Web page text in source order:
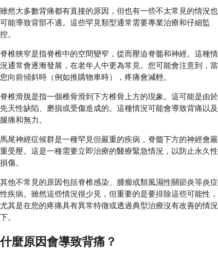
雖然大多數背痛都有直接的原因，但也有一些不太常見的情況也
可能導致背部不適。這些罕見類型通常需要專業治療和仔細監
控。
脊椎狹窄是指脊椎中的空間變窄，從而壓迫脊髓和神經。這種情
況通常會逐漸發展，在老年人中更為常見。您可能會注意到，當
您向前傾斜時（例如推購物車時），疼痛會減輕。
脊椎滑脫是指一個椎骨滑到下方椎骨上方的現象。這可能是由於
先天性缺陷、磨損或受傷造成的。這種情況可能會導致背痛以及
腿痛和無力。
馬尾神經症候群是一種罕見但嚴重的疾病，脊髓下方的神經會嚴
重受壓。這是一種需要立即治療的醫療緊急情況，以防止永久性
損傷。
其他不常見的原因包括脊椎感染、腫瘤或類風濕性關節炎等炎症
性疾病。雖然這些情況很少見，但重要的是要排除這些可能性，
尤其是在您的疼痛具有異常特徵或透過典型治療沒有改善的情況
下。
什麼原因會導致背痛？